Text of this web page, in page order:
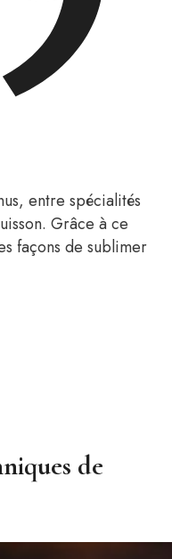
entre spécialités
Grâce à ce
façons de sublimer
de